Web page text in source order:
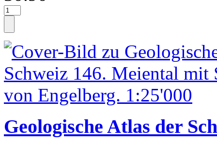
Geologische Atlas der